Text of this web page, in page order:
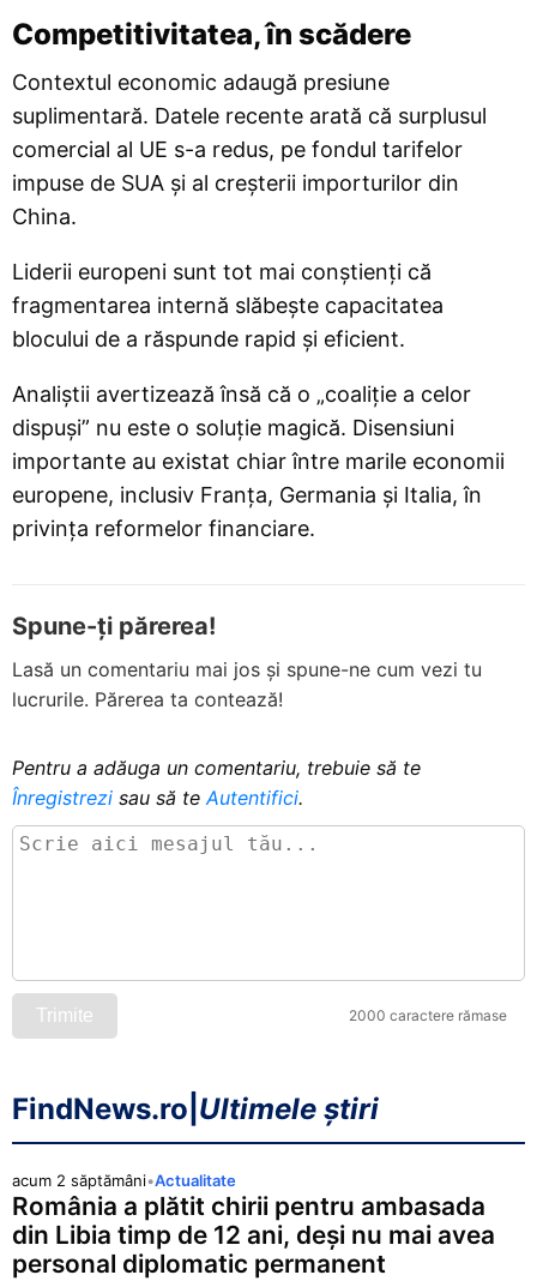
Competitivitatea, în scădere
Contextul economic adaugă presiune
suplimentară. Datele recente arată că surplusul
comercial al UE s-a redus, pe fondul tarifelor
impuse de SUA și al creșterii importurilor din
China.
Liderii europeni sunt tot mai conștienți că
fragmentarea internă slăbește capacitatea
blocului de a răspunde rapid și eficient.
Analiștii avertizează însă că o „coaliție a celor
dispuși” nu este o soluție magică. Disensiuni
importante au existat chiar între marile economii
europene, inclusiv Franța, Germania și Italia, în
privința reformelor financiare.
Spune-ți părerea!
Lasă un comentariu mai jos și spune-ne cum vezi tu
lucrurile. Părerea ta contează!
Pentru a adăuga un comentariu, trebuie să te
Înregistrezi sau să teAutentifici.
2000 caractere rămase
Trimite
FindNews.ro Ultimele știri
acum 2 săptămâni•Actualitate
România a plătit chirii pentru ambasada
din Libia timp de 12 ani, deși nu mai avea
personal diplomatic permanent